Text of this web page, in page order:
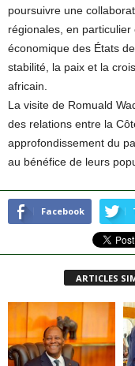
poursuivre une
régionales, en
économique des États
stabilité, la paix et la
africain.
La visite de Romuald
des relations entre la
approfondissement du
au bénéfice de leurs
Facebook
ARTICLES